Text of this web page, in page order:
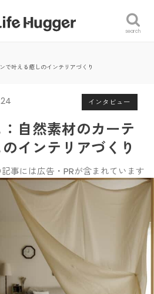
search
で叶える癒しのインテリアづくり
インタビュー
自然素材のカーテ
インテリアづくり
事には広告・PRが含まれています